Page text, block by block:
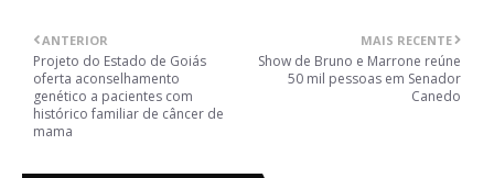
MAIS RECENTE
Show de Bruno e Marrone reúne
50 mil pessoas em Senador
Canedo
ANTERIOR
Projeto do Estado de Goiás
oferta aconselhamento
genético a pacientes com
histórico familiar de câncer de
mama